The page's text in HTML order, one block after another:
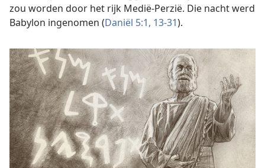
zou worden door het rijk Medië-Perzië. Die nacht werd
Babylon ingenomen (Daniël 5:1, 13-31).